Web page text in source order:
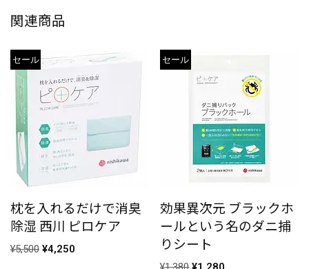
関連商品
セール
枕を入れるだけで消臭
除湿 西川 ピロケア
¥5,500 ¥4,250
セール
効果異次元 ブラックホ
ールという名のダニ捕
りシート